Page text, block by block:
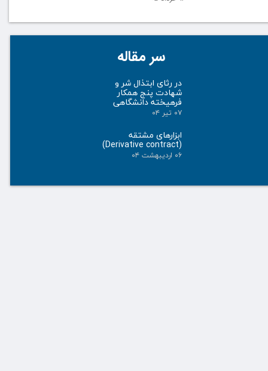
سر مقاله
در رثای ابتذال شر و
شهادت پنج همکار
فرهیخته دانشگاهی
۰۷ تیر ۰۴
ابزارهای مشتقه
(Derivative contract)
۰۶ اردیبهشت ۰۴